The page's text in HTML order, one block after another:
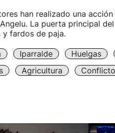
han realizado una
La puerta principal
y fardos de paja.
Iparralde Huelgas
Agricultura